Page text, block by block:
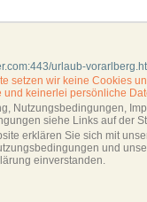
urlaub-
setzen wir keine Cookies
und keinerlei persönliche
Nutzungsbedingungen,
siehe Links auf der
erklären Sie sich mit
und
einverstanden.